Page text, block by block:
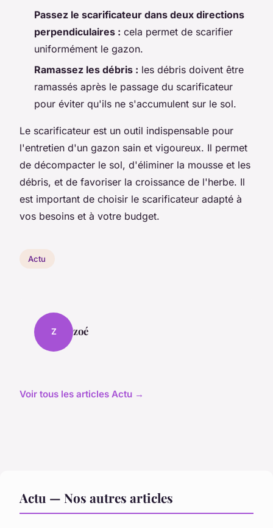
Passez le scarificateur dans deux directions
perpendiculaires : cela permet de scarifier
uniformément le gazon.
Ramassez les débris : les débris doivent être
ramassés après le passage du scarificateur
pour éviter qu'ils ne s'accumulent sur le sol.
Le scarificateur est un outil indispensable pour
l'entretien d'un gazon sain et vigoureux. Il permet
de décompacter le sol, d'éliminer la mousse et les
débris, et de favoriser la croissance de l'herbe. Il
est important de choisir le scarificateur adapté à
vos besoins et à votre budget.
Actu
Z zoé
Voir tous les articles Actu →
Actu — Nos autres articles